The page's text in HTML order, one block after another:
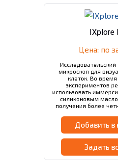
IXplore
Цена: по
Исследовательский
микроскоп для
клеток. Во
экспериментов
использовать
силиконовым
получения более
Добавить в
Задать